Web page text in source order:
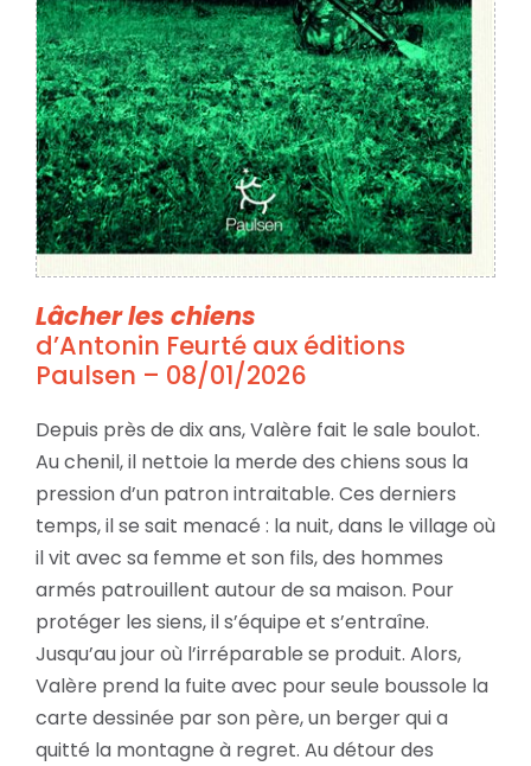
Lâcher les chiens
d’Antonin Feurté aux éditions
Paulsen – 08/01/2026
Depuis près de dix ans, Valère fait le sale boulot.
Au chenil, il nettoie la merde des chiens sous la
pression d’un patron intraitable. Ces derniers
temps, il se sait menacé : la nuit, dans le village où
il vit avec sa femme et son fils, des hommes
armés patrouillent autour de sa maison. Pour
protéger les siens, il s’équipe et s’entraîne.
Jusqu’au jour où l’irréparable se produit. Alors,
Valère prend la fuite avec pour seule boussole la
carte dessinée par son père, un berger qui a
quitté la montagne à regret. Au détour des